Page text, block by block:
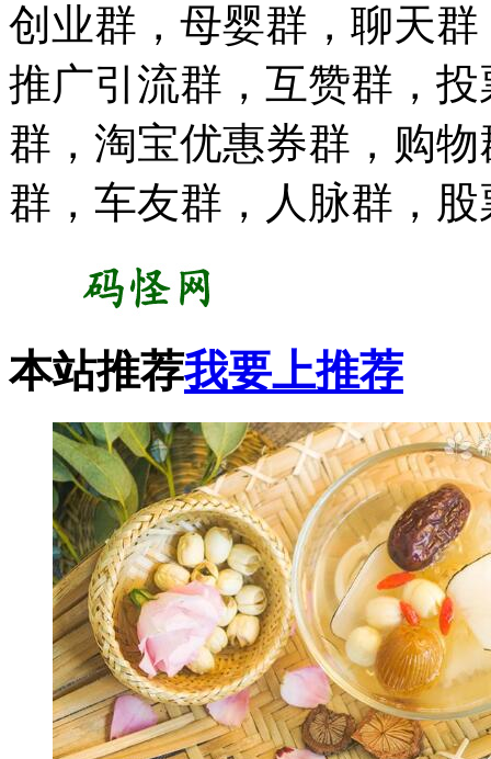
创业群，母婴群，聊天
推广引流群，互赞群，
群，淘宝优惠券群，购
群，车友群，人脉群，
本站推荐我要上推荐